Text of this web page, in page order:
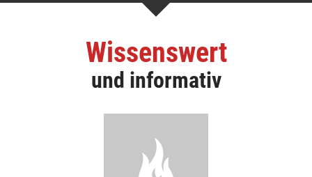
Wissenswert
und informativ